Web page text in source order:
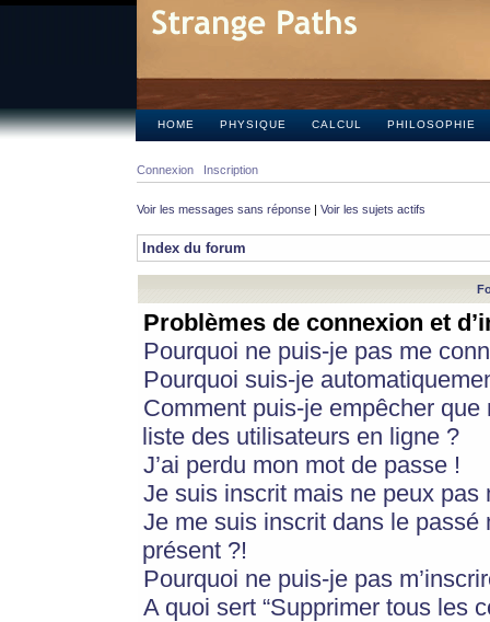
HOME PHYSIQUE CALCUL PHILOSOPHIE
Connexion Inscription
Voir les messages sans réponse | Voir les sujets actifs
Index du forum
Problèmes de connexion et
Pourquoi ne puis-je pas me
Pourquoi suis-je
Comment puis-je empêcher
liste des utilisateurs en ligne ?
J’ai perdu mon mot de passe !
Je suis inscrit mais ne peux pas
Je me suis inscrit dans le
présent ?!
Pourquoi ne puis-je pas
A quoi sert “Supprimer tous les